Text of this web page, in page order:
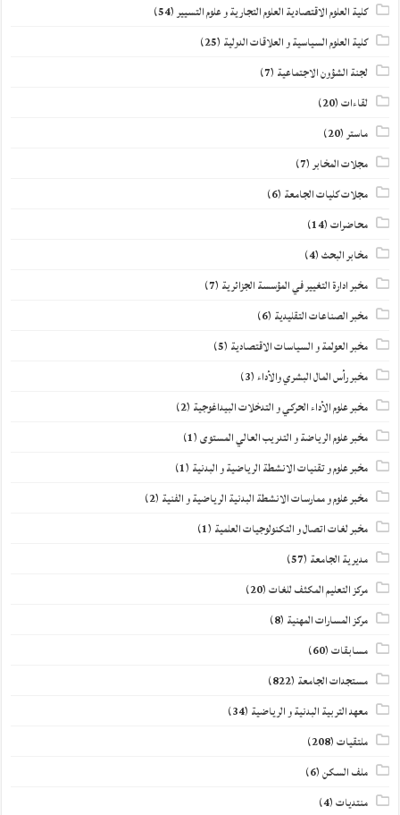
كلية العلوم الاقتصادية العلوم التجارية و علوم التسيير(54)
كلية العلوم السياسية و العلاقات الدولية (25)
لجنة الشؤون الاجتماعية (7)
لقاءات(20)
ماستر(20)
مجلات المخابر(7)
مجلات كليات الجامعة (6)
محاضرات(14)
مخابر البحث(4)
مخبر ادارة التغيير في المؤسسة الجزائرية (7)
مخبر الصناعات التقليدية (6)
مخبر العولمة و السياسات الاقتصادية (5)
مخبر رأس المال البشري والأداء(3)
مخبر علوم الأداء الحركي و التدخلات البيداغوجية (2)
مخبر علوم الرياضة و التدريب العالي المستوى(1)
مخبر علوم و تقنيات الانشطة الرياضية و البدنية (1)
مخبر علوم و ممارسات الانشطة البدنية الرياضية و الفنية (2)
مخبر لغات اتصال و التكنولوجيات العلمية (1)
مديرية الجامعة (57)
مركز التعليم المكثف للغات(20)
مركز المسارات المهنية (8)
مسابقات(60)
مستجدات الجامعة (822)
معهد التربية البدنية و الرياضية (34)
ملتقيات(208)
ملف السكن(6)
منتديات(4)